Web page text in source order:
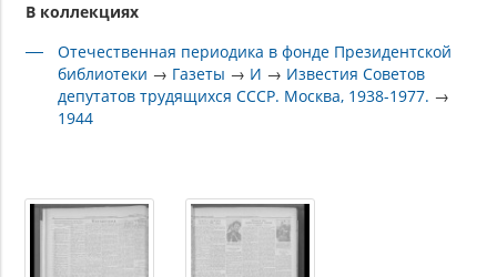
В коллекциях
Отечественная периодика в фонде Президентской
библиотеки → Газеты → И → Известия Советов
депутатов трудящихся СССР. Москва, 1938-1977. →
1944